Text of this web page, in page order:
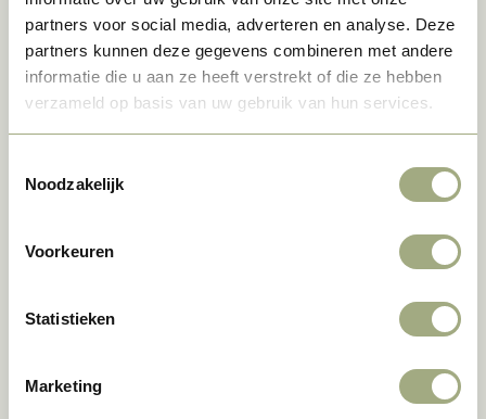
partners voor social media, adverteren en analyse. Deze
partners kunnen deze gegevens combineren met andere
informatie die u aan ze heeft verstrekt of die ze hebben
verzameld op basis van uw gebruik van hun services.
Noodzakelijk
Voorkeuren
Statistieken
Marketing
 Nicht erlaubt
Mehr Info